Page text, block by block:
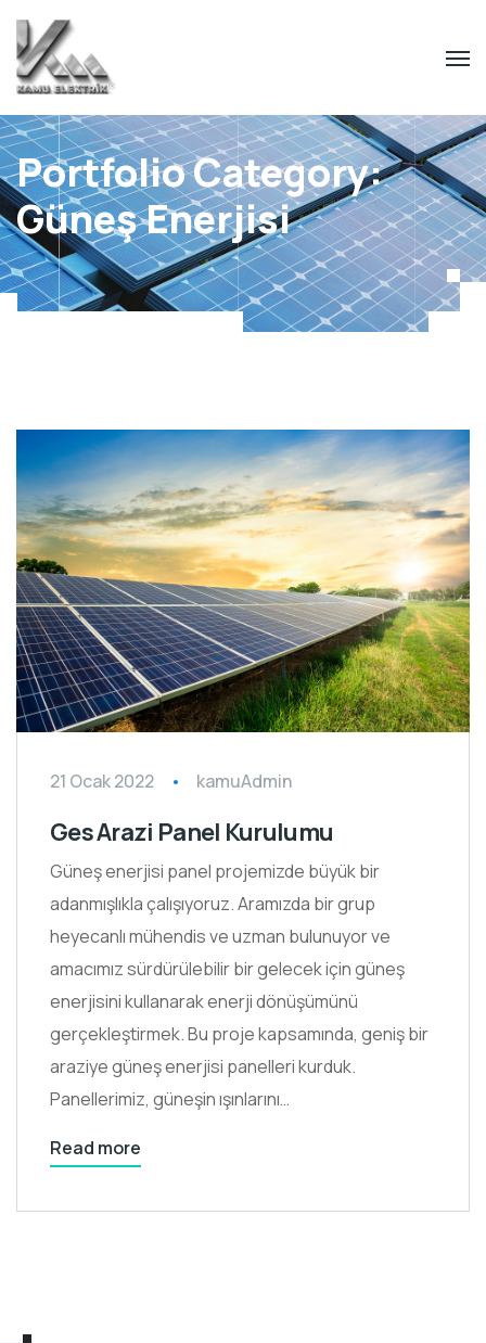
Portfolio Category:
Güneş Enerjisi
21 Ocak 2022 kamuAdmin
Ges Arazi Panel Kurulumu
Güneş enerjisi panel projemizde büyük bir
adanmışlıkla çalışıyoruz. Aramızda bir grup
heyecanlı mühendis ve uzman bulunuyor ve
amacımız sürdürülebilir bir gelecek için güneş
enerjisini kullanarak enerji dönüşümünü
gerçekleştirmek. Bu proje kapsamında, geniş bir
araziye güneş enerjisi panelleri kurduk.
Panellerimiz, güneşin ışınlarını…
Read more